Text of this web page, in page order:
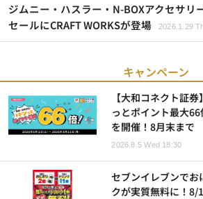
ジムニー・ハスラー・N-BOXアクセサリ
セールにCRAFT WORKSが登場
2026.1.29
キャンペーン
【大和コネクト証
っとポイント最大66
を開催！8月末まで
2026.8.5 Wed 18:30
セブンイレブンでお
クが実質無料に！8/